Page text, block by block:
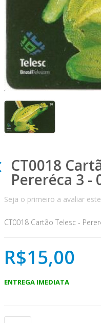
CT0018
Pereréca 3 -
Seja o primeiro a avaliar
CT0018 Cartão Telesc -
R$15,00
ENTREGA IMEDIATA